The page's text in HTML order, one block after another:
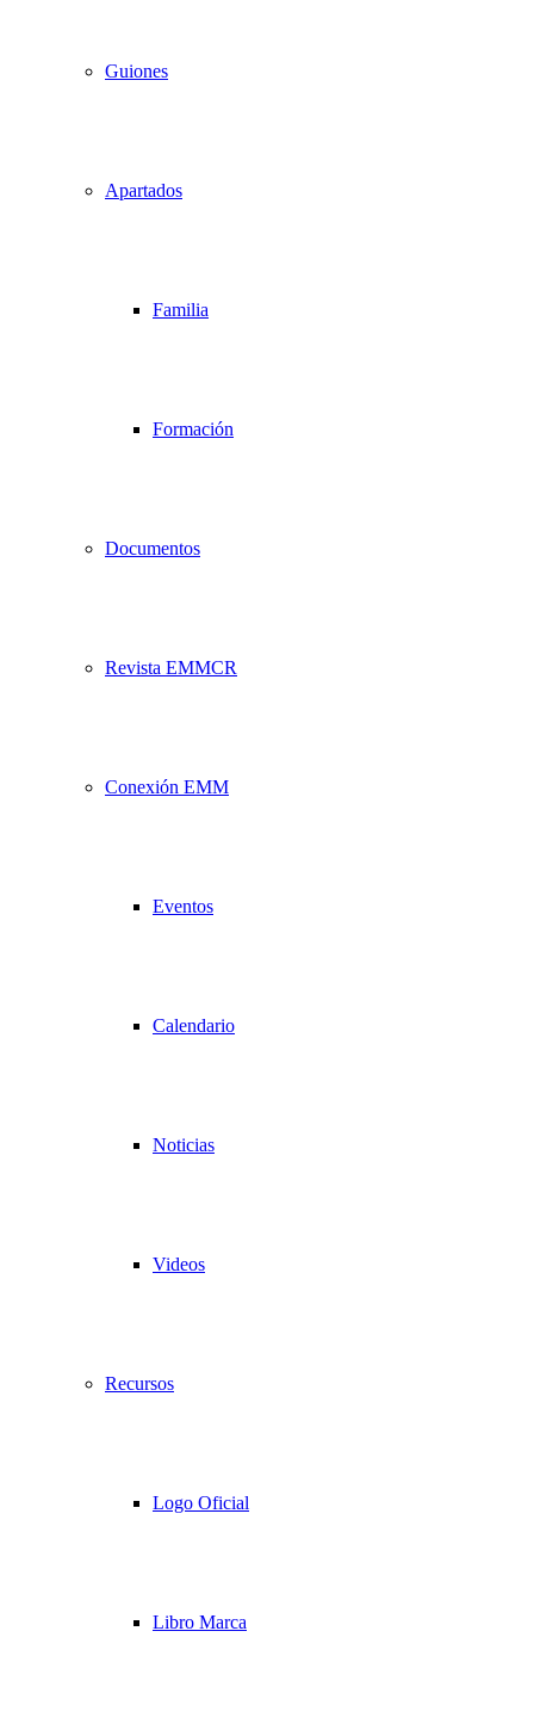
Guiones
Apartados
Familia
Formación
Documentos
Revista EMMCR
Conexión EMM
Eventos
Calendario
Noticias
Videos
Recursos
Logo Oficial
Libro Marca